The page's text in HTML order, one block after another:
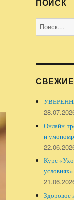
ПОИСК
Искать:
Онлайн-
и
Курс
условиях»
Здоровое